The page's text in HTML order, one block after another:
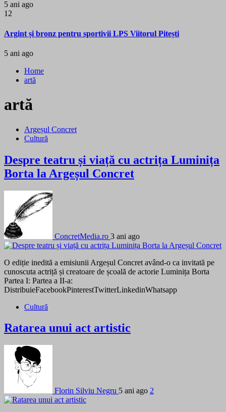
5 ani ago
12
Argint și bronz pentru sportivii LPS Viitorul Pitești
5 ani ago
Home
artă
artă
Argeșul Concret
Cultură
Despre teatru și viață cu actrița Luminița
Borta la Argeșul Concret
ConcretMedia.ro 3 ani ago
O ediție inedită a emisiunii Argeșul Concret având-o ca invitată pe
cunoscuta actriță și creatoare de școală de actorie Luminița Borta
Partea I: Partea a II-a:
DistribuieFacebookPinterestTwitterLinkedinWhatsapp
Cultură
Ratarea unui act artistic
Florin Silviu Negru 5 ani ago 2